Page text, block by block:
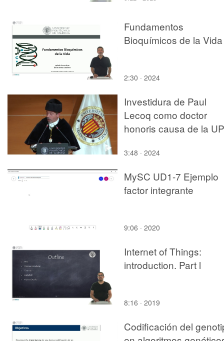
Fundamentos
Bioquímicos de la Vida
2:30 · 2024
Investidura de Paul
Lecoq como doctor
honoris causa de la
3:48 · 2024
MySC UD1-7 Ejemplo
factor integrante
9:06 · 2020
Internet of Things:
introduction. Part l
8:16 · 2019
Codificación del